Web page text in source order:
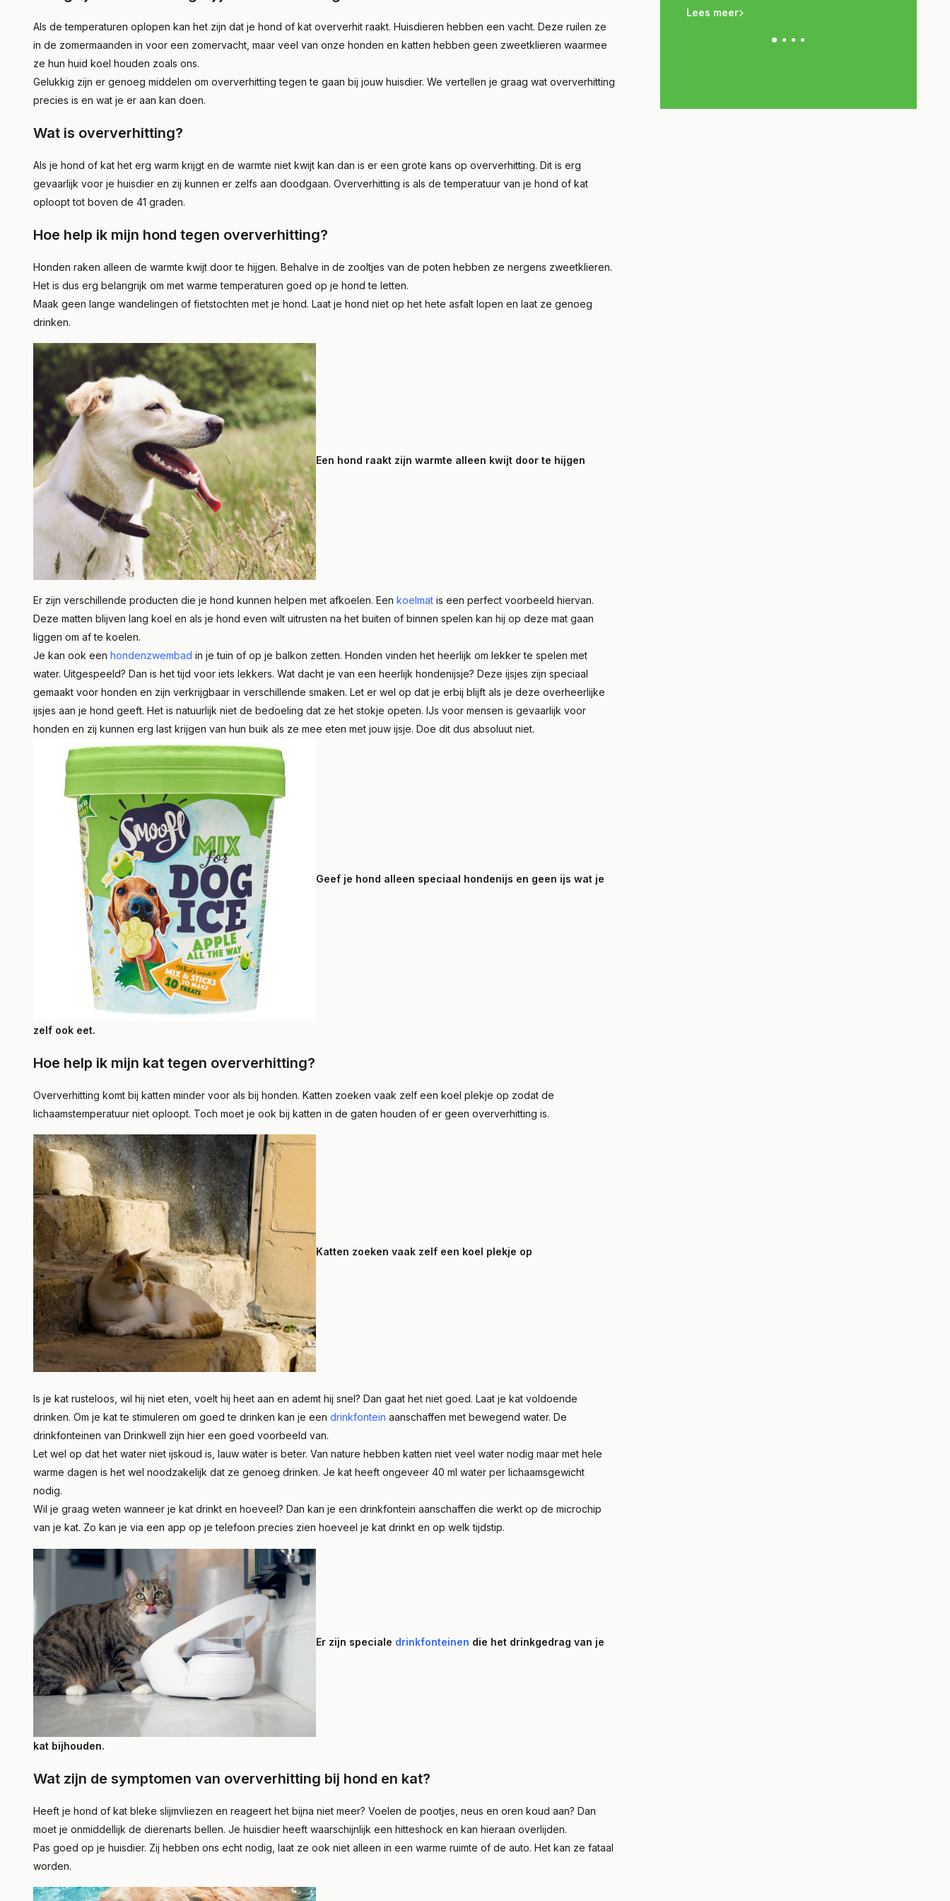
Als de temperaturen oplopen kan het zijn dat je hond of kat oververhit raakt. Huisdieren hebben een vacht. Deze ruilen ze
in de zomermaanden in voor een zomervacht, maar veel van onze honden en katten hebben geen zweetklieren waarmee
ze hun huid koel houden zoals ons.
Gelukkig zijn er genoeg middelen om oververhitting tegen te gaan bij jouw huisdier. We vertellen je graag wat oververhitting
precies is en wat je er aan kan doen.
Wat is oververhitting?
Als je hond of kat het erg warm krijgt en de warmte niet kwijt kan dan is er een grote kans op oververhitting. Dit is erg
gevaarlijk voor je huisdier en zij kunnen er zelfs aan doodgaan. Oververhitting is als de temperatuur van je hond of kat
oploopt tot boven de 41 graden.
Hoe help ik mijn hond tegen oververhitting?
Honden raken alleen de warmte kwijt door te hijgen. Behalve in de zooltjes van de poten hebben ze nergens zweetklieren.
Het is dus erg belangrijk om met warme temperaturen goed op je hond te letten.
Maak geen lange wandelingen of fietstochten met je hond. Laat je hond niet op het hete asfalt lopen en laat ze genoeg
drinken.
Een hond raakt zijn warmte alleen kwijt door te hijgen
Er zijn verschillende producten die je hond kunnen helpen met afkoelen. Een koelmat is een perfect voorbeeld hiervan.
Deze matten blijven lang koel en als je hond even wilt uitrusten na het buiten of binnen spelen kan hij op deze mat gaan
liggen om af te koelen.
Je kan ook een hondenzwembad in je tuin of op je balkon zetten. Honden vinden het heerlijk om lekker te spelen met
water. Uitgespeeld? Dan is het tijd voor iets lekkers. Wat dacht je van een heerlijk hondenijsje? Deze ijsjes zijn speciaal
gemaakt voor honden en zijn verkrijgbaar in verschillende smaken. Let er wel op dat je erbij blijft als je deze overheerlijke
ijsjes aan je hond geeft. Het is natuurlijk niet de bedoeling dat ze het stokje opeten. IJs voor mensen is gevaarlijk voor
honden en zij kunnen erg last krijgen van hun buik als ze mee eten met jouw ijsje. Doe dit dus absoluut niet.
Geef je hond alleen speciaal hondenijs en geen ijs wat je
zelf ook eet.
Hoe help ik mijn kat tegen oververhitting?
Oververhitting komt bij katten minder voor als bij honden. Katten zoeken vaak zelf een koel plekje op zodat de
lichaamstemperatuur niet oploopt. Toch moet je ook bij katten in de gaten houden of er geen oververhitting is.
Katten zoeken vaak zelf een koel plekje op
Is je kat rusteloos, wil hij niet eten, voelt hij heet aan en ademt hij snel? Dan gaat het niet goed. Laat je kat voldoende
drinken. Om je kat te stimuleren om goed te drinken kan je een drinkfontein aanschaffen met bewegend water. De
drinkfonteinen van Drinkwell zijn hier een goed voorbeeld van.
Let wel op dat het water niet ijskoud is, lauw water is beter. Van nature hebben katten niet veel water nodig maar met hele
warme dagen is het wel noodzakelijk dat ze genoeg drinken. Je kat heeft ongeveer 40 ml water per lichaamsgewicht
nodig.
Wil je graag weten wanneer je kat drinkt en hoeveel? Dan kan je een drinkfontein aanschaffen die werkt op de microchip
van je kat. Zo kan je via een app op je telefoon precies zien hoeveel je kat drinkt en op welk tijdstip.
Er zijn speciale drinkfonteinen die het drinkgedrag van je
kat bijhouden.
Wat zijn de symptomen van oververhitting bij hond en kat?
Heeft je hond of kat bleke slijmvliezen en reageert het bijna niet meer? Voelen de pootjes, neus en oren koud aan? Dan
moet je onmiddellijk de dierenarts bellen. Je huisdier heeft waarschijnlijk een hitteshock en kan hieraan overlijden.
Pas goed op je huisdier. Zij hebben ons echt nodig, laat ze ook niet alleen in een warme ruimte of de auto. Het kan ze fataal
worden.